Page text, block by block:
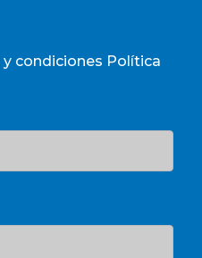
condiciones Política